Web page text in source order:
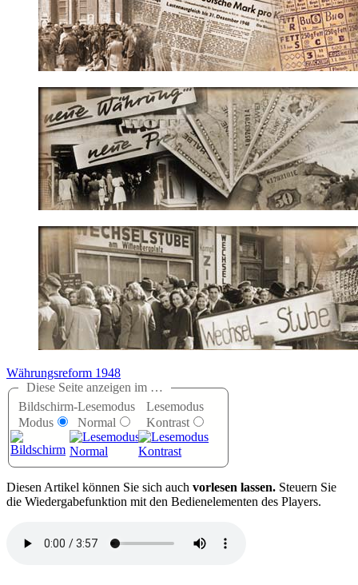
Währungsreform 1948
Diese Seite anzeigen im …
Bildschirm-
Modus
Lesemodus
Normal
Lesemodus
Kontrast
Diesen Artikel können Sie sich auch vorlesen lassen. Steuern Sie
die Wiedergabefunktion mit den Bedienelementen des Players.